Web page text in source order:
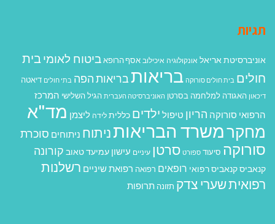
תגיות
אוניברסיטת אריאל אונקולוגיה איכילוב אסף הרופא ביטוח לאומי בית
חולים בית חולים סורוקה בריאות בריאות הפה בתי חולים דיאטה
דיכאון האגודה למלחמה בסרטן האוניברסיטה העברית הגיל השלישי המרכז
הרפואי סורוקה הריון טיפול ילדים כללית לידה ליצמן מד"א
מחקרמשרד הבריאות ניתוח ניתוחים סוכרת
סורוקה סיעוד ספורט סרטן עיניים עישון עמיעד טאוב קורונה
קנאביסקנאביס רפואי רופאים רפואה רפואת שיניים רשלנות
רפואיתשערי צדק תזונה תרופות